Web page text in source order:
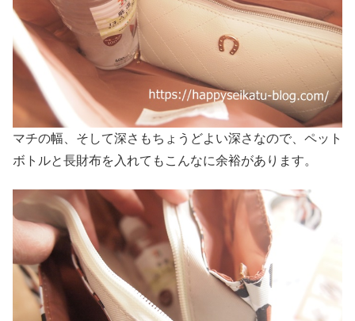
マチの幅、そして深さもちょうどよい深さなので、ペット
ボトルと長財布を入れてもこんなに余裕があります。